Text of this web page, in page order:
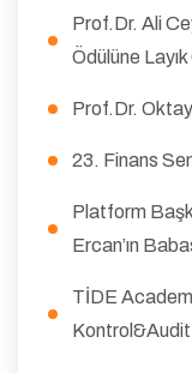
Prof.Dr. Ali
Ödülüne
Prof.Dr.
23. Finans
Platform
Ercan’ın
TİDE
Kontrol&Audit